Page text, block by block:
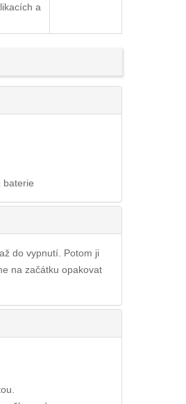
a
baterie
do vypnutí. Potom ji
na začátku opakovat